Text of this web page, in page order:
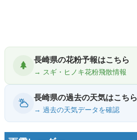
長崎県の花粉予報はこちら
→ スギ・ヒノキ花粉飛散情報
長崎県の過去の天気はこちら
→ 過去の天気データを確認